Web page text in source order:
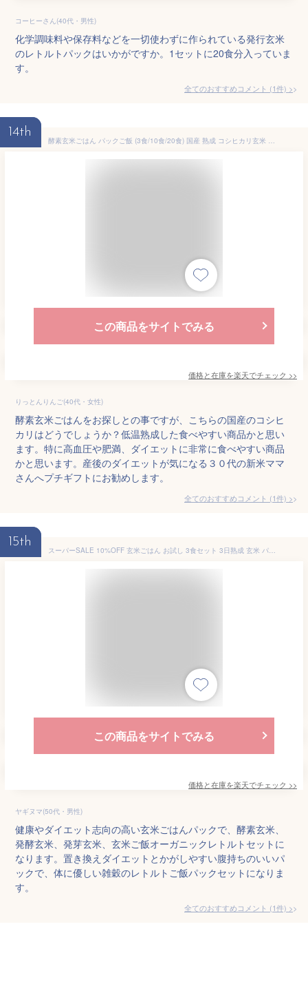
コーヒーさん(40代・男性)
化学調味料や保存料などを一切使わずに作られている発行玄米
のレトルトパックはいかがですか。1セットに20食分入っていま
す。
全てのおすすめコメント (1件) >
14th
酵素玄米ごはん パックご飯 (3食/10食/20食) 国産 熟成 コシヒカリ玄米 パックごはん 鹿児島県産 新米 レトルト 栽培期間中 農薬不使用 完全無添加 5日間低温熟成 特許製法 栄養食物繊維 常温 美容 食物繊維
この商品をサイトでみる
価格と在庫を楽天でチェック >>
りっとんりんご(40代・女性)
酵素玄米ごはんをお探しとの事ですが、こちらの国産のコシヒ
カリはどうでしょうか？低温熟成した食べやすい商品かと思い
ます。特に高血圧や肥満、ダイエットに非常に食べやすい商品
かと思います。産後のダイエットが気になる３０代の新米ママ
さんへプチギフトにお勧めします。
全てのおすすめコメント (1件) >
15th
スーパーSALE 10%OFF 玄米ごはん お試し 3食セット 3日熟成 玄米 パック 酵素玄米 発酵玄米 送料無料 ごはんパック 125g 3個パック 特A米 食品 発芽玄米 寝かせ 玄米ご飯 無添加 少なめ 少量 ダイエット 置き換え 腹持ち 良い 主食 ご飯パック 雑穀 パックご飯 レトルト
この商品をサイトでみる
価格と在庫を楽天でチェック >>
ヤギヌマ(50代・男性)
健康やダイエット志向の高い玄米ごはんパックで、酵素玄米、
発酵玄米、発芽玄米、玄米ご飯オーガニックレトルトセットに
なります。置き換えダイエットとかがしやすい腹持ちのいいパ
ックで、体に優しい雑穀のレトルトご飯パックセットになりま
す。
全てのおすすめコメント (1件) >